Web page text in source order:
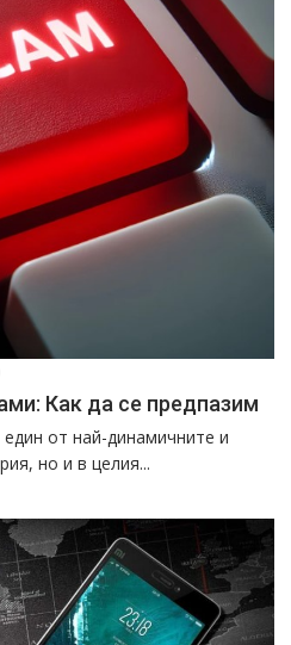
Как да се предпазим
от най-динамичните и
но и в целия...